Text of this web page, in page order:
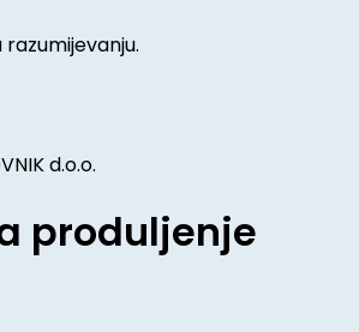
d.o.o.
produljenje